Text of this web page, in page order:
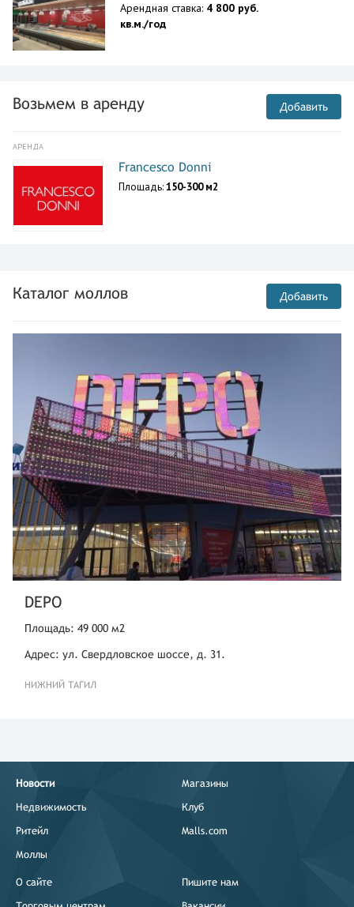
Арендная ставка: 4 800 руб.
кв.м./год
Возьмем в аренду Добавить
АРЕНДА
Francesco Donni
Площадь:150-300 м2
Каталог моллов Добавить
DEPO
Площадь: 49 000 м2
Адрес: ул. Свердловское шоссе, д. 31.
НИЖНИЙ ТАГИЛ
Новости
Недвижимость
Ритейл
Моллы
Магазины
Клуб
Malls.com
О сайте
Пишите нам